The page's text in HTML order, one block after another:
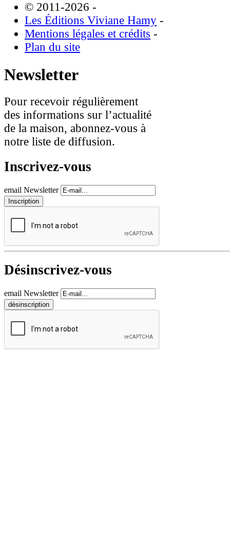
© 2011-2026 -
Les Éditions Viviane Hamy -
Mentions légales et crédits -
Plan du site
Newsletter
Pour recevoir régulièrement
des informations sur l’actualité
de la maison, abonnez-vous à
notre liste de diffusion.
Inscrivez-vous
email Newsletter
Désinscrivez-vous
email Newsletter